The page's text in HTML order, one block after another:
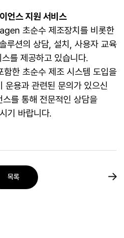
언스 지원 서비스
초순수 제조장치를 비롯한
루션의 상담, 설치, 사용자 교육
를 제공하고 있습니다.
한 초순수 제조 시스템 도입을
운용과 관련된 문의가 있으신
를 통해 전문적인 상담을
기 바랍니다.
목록